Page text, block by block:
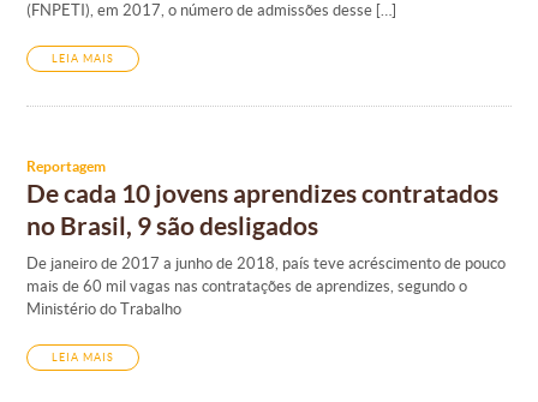
(FNPETI), em 2017, o número de admissões desse […]
LEIA MAIS
Reportagem
De cada 10 jovens aprendizes contratados
no Brasil, 9 são desligados
De janeiro de 2017 a junho de 2018, país teve acréscimento de pouco
mais de 60 mil vagas nas contratações de aprendizes, segundo o
Ministério do Trabalho
LEIA MAIS